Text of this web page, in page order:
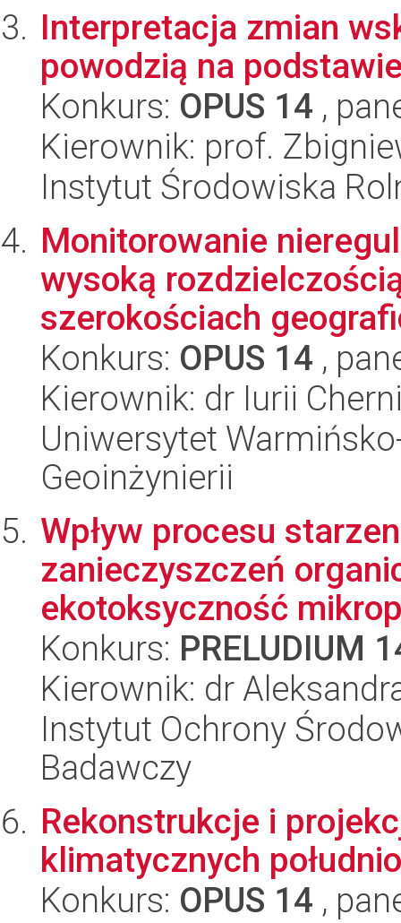
Interpretacja zmian
powodzią na
Konkurs: OPUS 14 ,
Kierownik: prof.
Instytut Środowiska
Monitorowanie
wysoką
szerokościach
Konkurs: OPUS 14 ,
Kierownik: dr Iurii
Uniwersytet
Geoinżynierii
Wpływ procesu
zanieczyszczeń
ekotoksyczność
Konkurs: PRELUDIUM
Kierownik: dr
Instytut Ochrony
Badawczy
Rekonstrukcje i
klimatycznych
Konkurs: OPUS 14 ,